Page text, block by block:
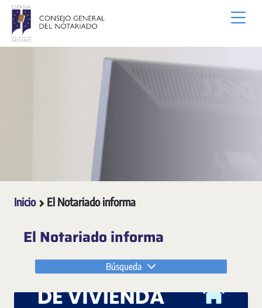
Saltar al contenido principal
Inicio El Notariado informa
El Notariado informa
Búsqueda